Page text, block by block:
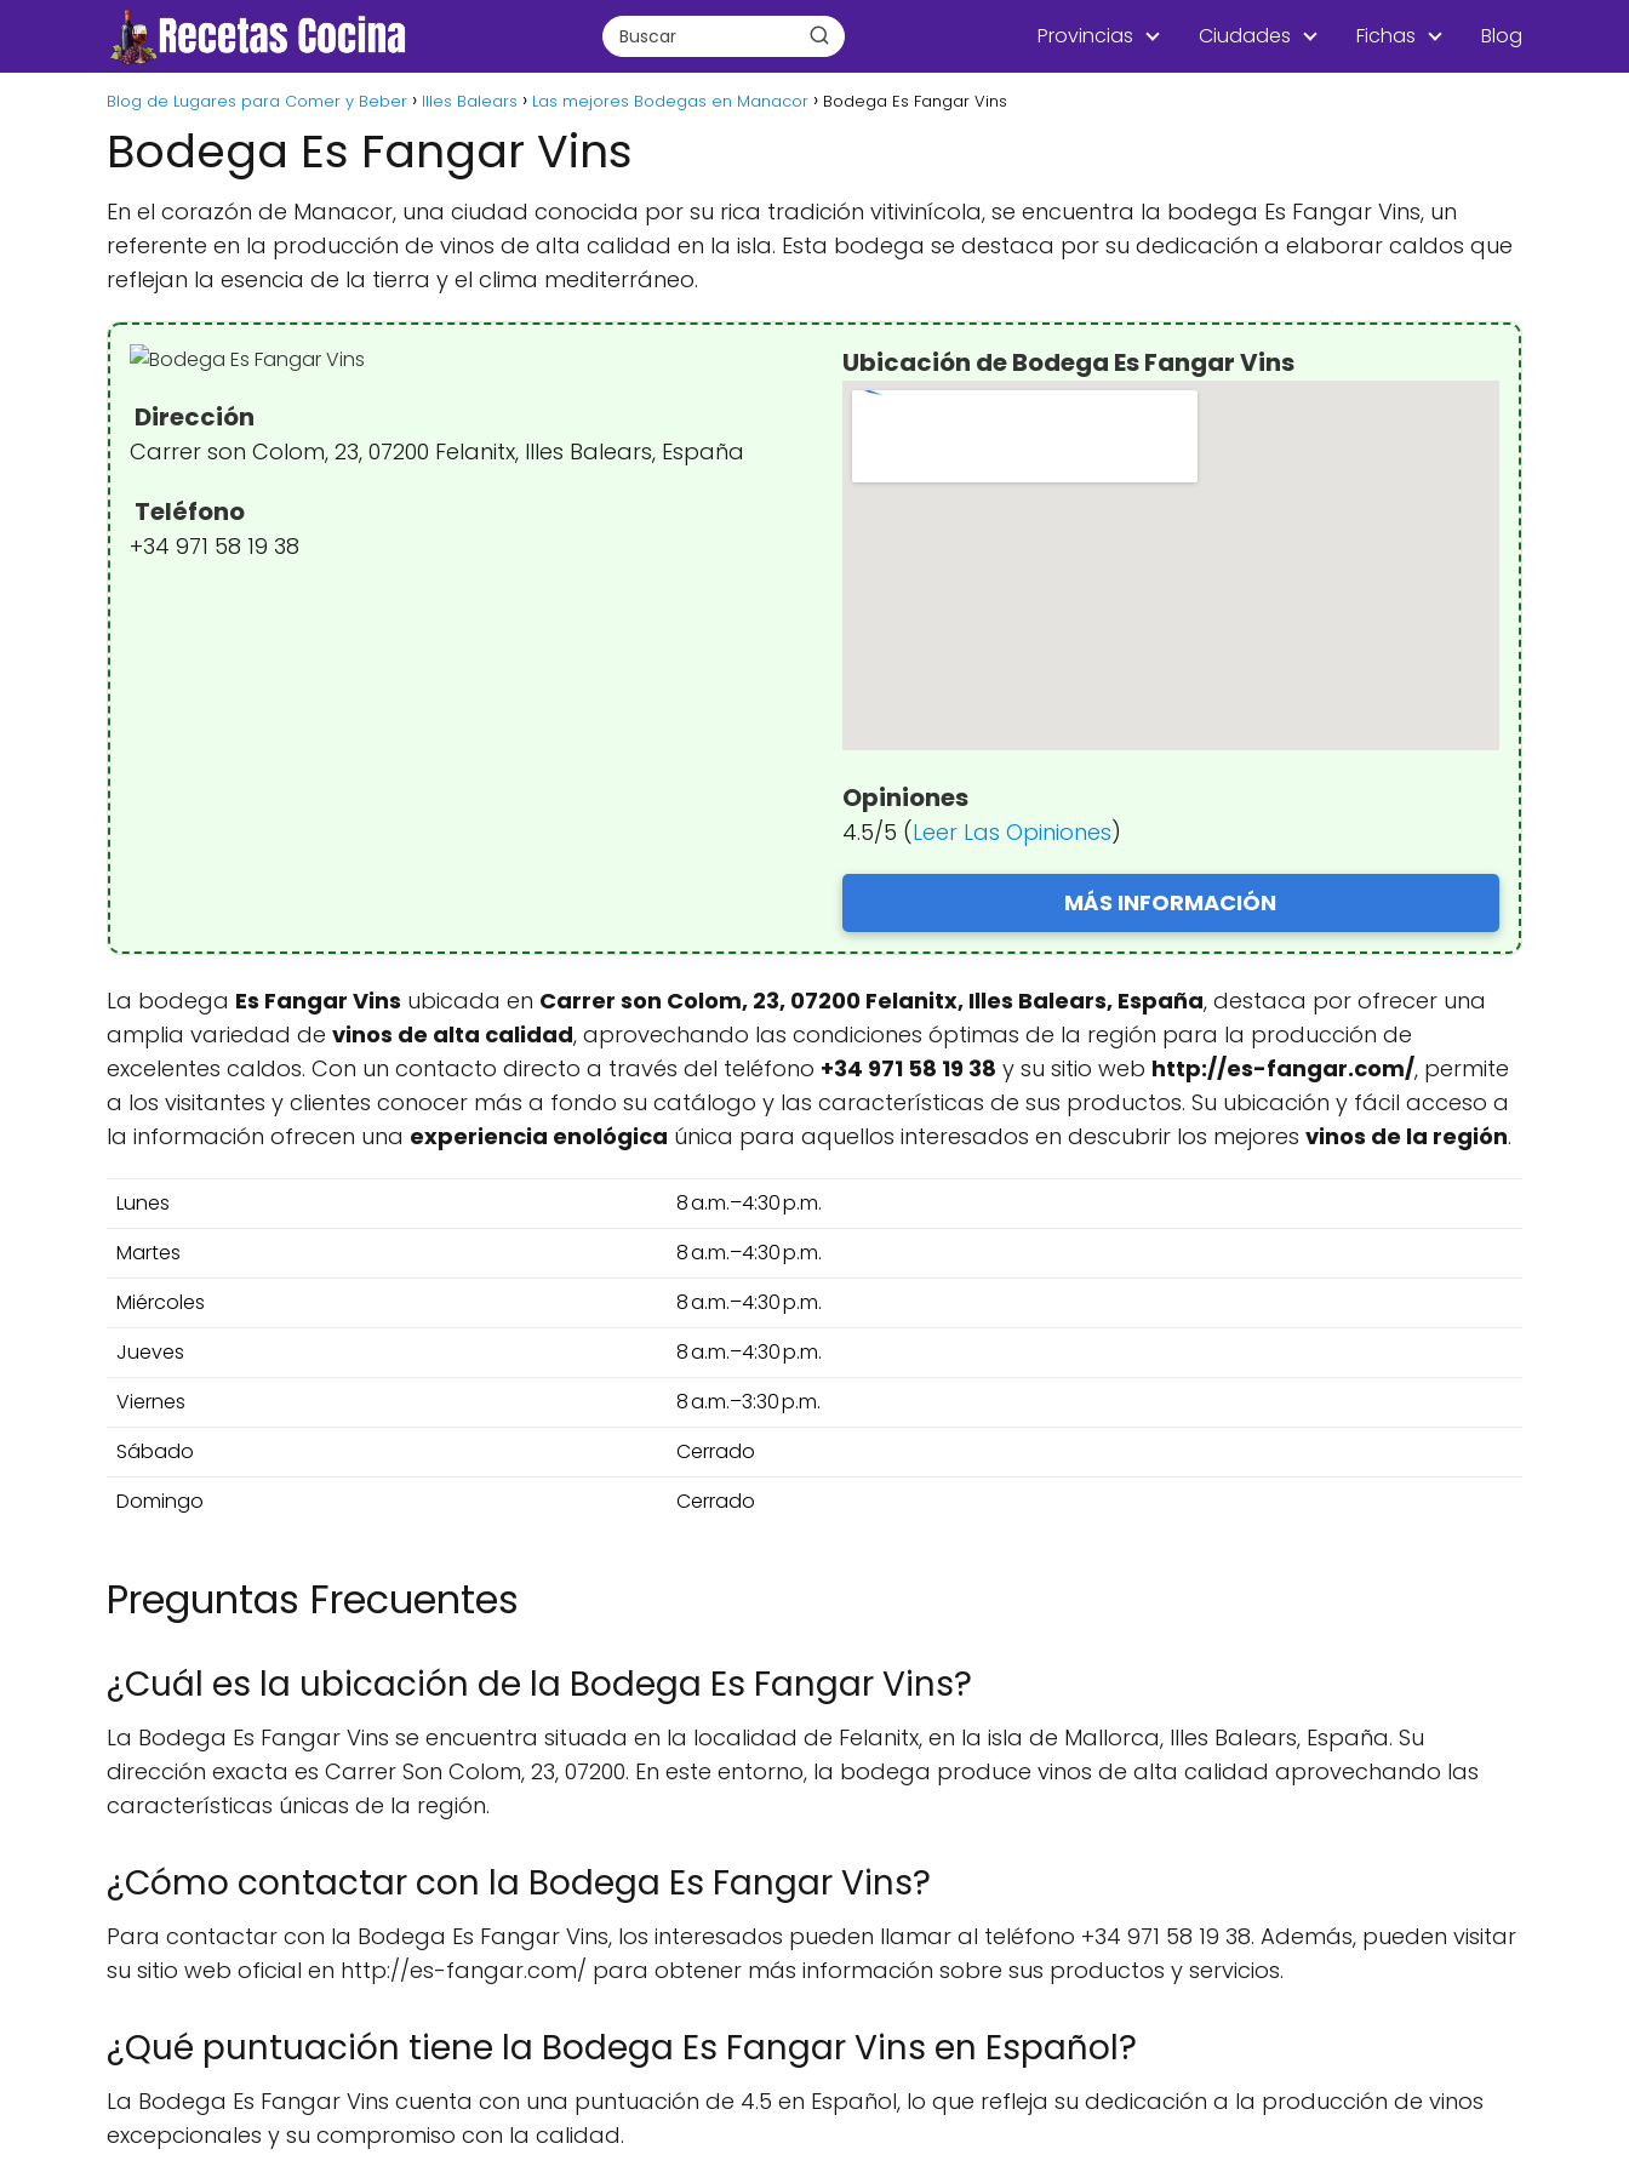
Provincias Ciudades Fichas Blog
Blog de Lugares para Comer y Beber Illes Balears Las mejores Bodegas en Manacor Bodega Es Fangar Vins
Bodega Es Fangar Vins
En el corazón de Manacor, una ciudad conocida por su rica tradición vitivinícola, se encuentra la bodega Es Fangar Vins, un
referente en la producción de vinos de alta calidad en la isla. Esta bodega se destaca por su dedicación a elaborar caldos que
reflejan la esencia de la tierra y el clima mediterráneo.
Dirección
Carrer son Colom, 23, 07200 Felanitx, Illes Balears, España
Teléfono
+34 971 58 19 38
Ubicación de Bodega Es Fangar Vins
Opiniones
4.5/5 (Leer Las Opiniones)
MÁS INFORMACIÓN
La bodega Es Fangar Vins ubicada en Carrer son Colom, 23, 07200 Felanitx, Illes Balears, España, destaca por ofrecer una
amplia variedad de vinos de alta calidad, aprovechando las condiciones óptimas de la región para la producción de
excelentes caldos. Con un contacto directo a través del teléfono +34 971 58 19 38 y su sitio web http://es-fangar.com/, permite
a los visitantes y clientes conocer más a fondo su catálogo y las características de sus productos. Su ubicación y fácil acceso a
la información ofrecen una experiencia enológica única para aquellos interesados en descubrir los mejores vinos de la región.
Lunes
8 a.m.–4:30 p.m.
Martes
8 a.m.–4:30 p.m.
Miércoles
8 a.m.–4:30 p.m.
Jueves
8 a.m.–4:30 p.m.
Viernes
8 a.m.–3:30 p.m.
Sábado
Cerrado
Domingo
Cerrado
Preguntas Frecuentes
¿Cuál es la ubicación de la Bodega Es Fangar Vins?
La Bodega Es Fangar Vins se encuentra situada en la localidad de Felanitx, en la isla de Mallorca, Illes Balears, España. Su
dirección exacta es Carrer Son Colom, 23, 07200. En este entorno, la bodega produce vinos de alta calidad aprovechando las
características únicas de la región.
¿Cómo contactar con la Bodega Es Fangar Vins?
Para contactar con la Bodega Es Fangar Vins, los interesados pueden llamar al teléfono +34 971 58 19 38. Además, pueden visitar
su sitio web oficial en http://es-fangar.com/ para obtener más información sobre sus productos y servicios.
¿Qué puntuación tiene la Bodega Es Fangar Vins en Español?
La Bodega Es Fangar Vins cuenta con una puntuación de 4.5 en Español, lo que refleja su dedicación a la producción de vinos
excepcionales y su compromiso con la calidad.